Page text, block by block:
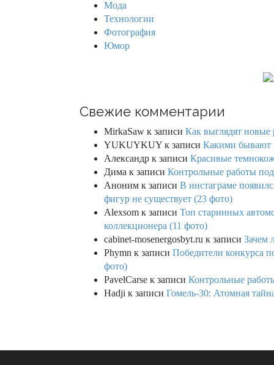
Мода
Технологии
Фотография
Юмор
Свежие комментарии
MirkaSaw к записи Как выглядят новые
YUKUYKUY к записи Какими бывают
Александр к записи Красивые
Дима к записи Контрольные работы
Аноним к записи В инстаграме
фигур не существует (23 фото)
Alexsom к записи Топ старинных
коллекционера (11 фото)
cabinet-mosenergosbyt.ru к записи Зачем
Phymn к записи Победители конкурса
фото)
PavelCarse к записи Контрольные
Hadji к записи Гомель-30: Атомная